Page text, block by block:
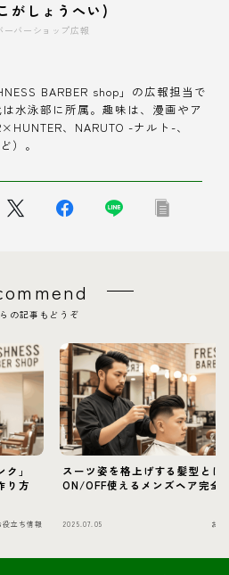
がしょうへい)
ーバーショップ広報
BARBER shop」の広報担当で
水泳部に所属。趣味は、漫画やア
、NARUTO -ナルト-、
）。
の記事もどうぞ
」
り方
役立ち情報
スーツ姿を格上げする髪型とは
ON/OFF使えるメンズヘア完全
2025.07.05 お